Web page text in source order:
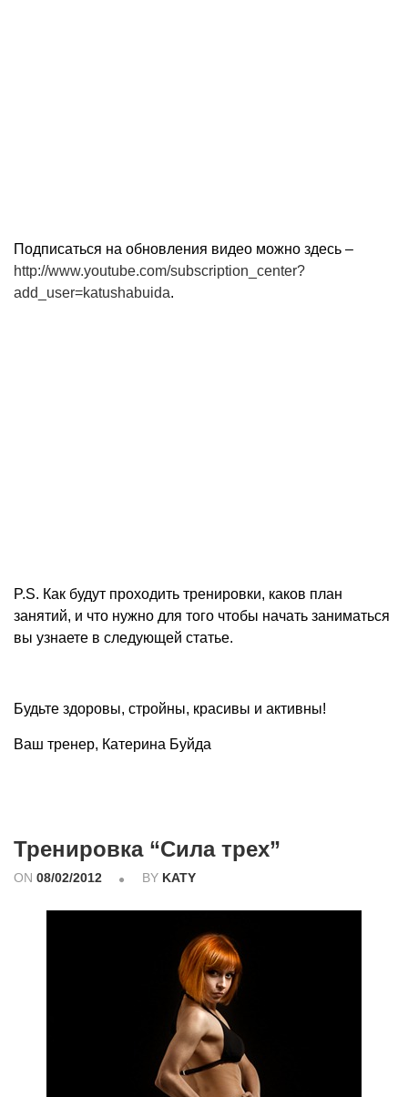
Подписаться на обновления видео можно здесь –
http://www.youtube.com/subscription_center?
add_user=katushabuida.
P.S. Как будут проходить тренировки, каков план
занятий, и что нужно для того чтобы начать заниматься
вы узнаете в следующей статье.
Будьте здоровы, стройны, красивы и активны!
Ваш тренер, Катерина Буйда
Тренировка “Сила трех”
ON 08/02/2012 BY KATY